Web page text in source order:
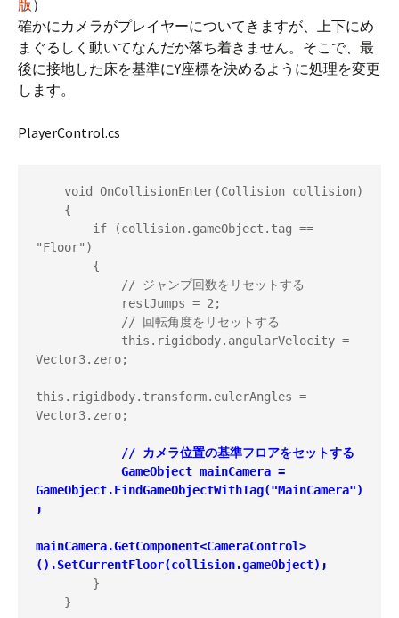
版 ）
確かにカメラがプレイヤーについてきますが、上下にめ
まぐるしく動いてなんだか落ち着きません。そこで、最
後に接地した床を基準にY座標を決めるように処理を変更
します。
PlayerControl.cs
"Floor")
Vector3.zero;
this.rigidbody.transform.eulerAngles =
Vector3.zero;
// カメラ位置の基準フロアをセットする
GameObject.FindGameObjectWithTag("MainCamera")
;
mainCamera.GetComponent<CameraControl>
().SetCurrentFloor(collision.gameObject);
    }